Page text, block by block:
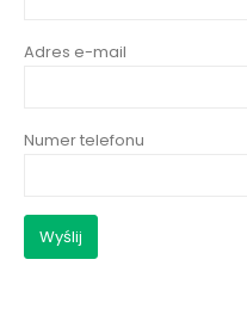
Adres e-mail
Numer telefonu